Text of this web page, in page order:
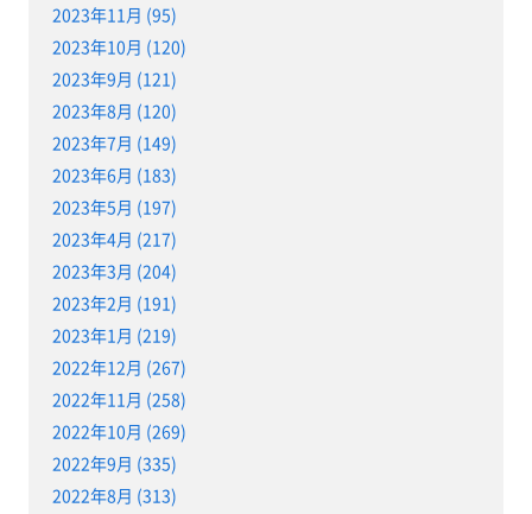
2023年11月 (95)
2023年10月 (120)
2023年9月 (121)
2023年8月 (120)
2023年7月 (149)
2023年6月 (183)
2023年5月 (197)
2023年4月 (217)
2023年3月 (204)
2023年2月 (191)
2023年1月 (219)
2022年12月 (267)
2022年11月 (258)
2022年10月 (269)
2022年9月 (335)
2022年8月 (313)